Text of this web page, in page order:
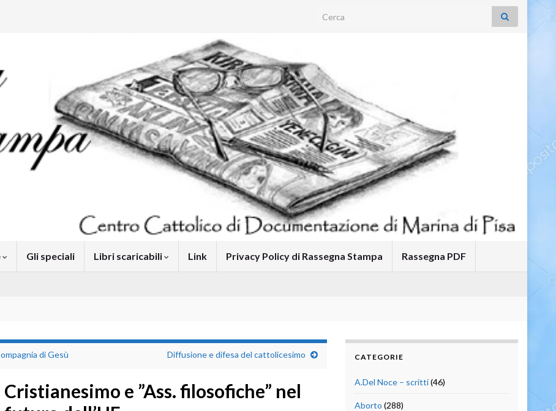
Search for:
Gli speciali Libri scaricabili Link Privacy Policy di Rassegna Stampa Rassegna PDF
di Gesù Diffusione e difesa del cattolicesimo
Cristianesimo e ”Ass. filosofiche” nel
CATEGORIE
A.Del Noce – scritti(46)
Aborto (288)